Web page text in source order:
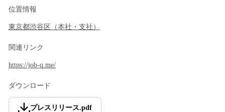
位置情報
東京都渋谷区 （本社・支社 ）
関連リンク
https://job-q.me/
ダウンロード
プレスリリース.pdf